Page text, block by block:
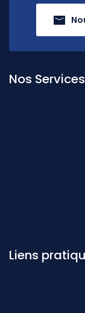
Nos Services
Liens